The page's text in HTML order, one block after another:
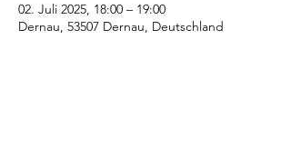
02. Juli 2025, 18:00 – 19:00
Dernau, 53507 Dernau, Deutschland